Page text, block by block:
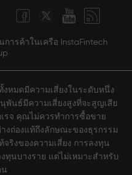
ารค้าในเครือ InstaFintech
งหมดมีความเสี่ยงในระดับหนึ่ง
พันธ์มีความเสี่ยงสูงที่จะสูญเสีย
เรจ คุณไม่ควรทำการซื้อขาย
งถ่องแท้ถึงลักษณะของธุรกรรม
ริงของความเสี่ยง การลงทุน
ทุนบางราย แต่ไม่เหมาะสำหรับ
น